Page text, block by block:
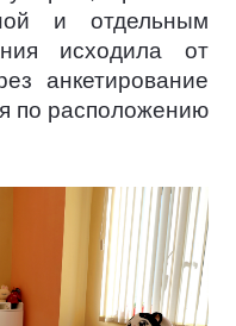
и отдельным
исходила от
анкетирование
по расположению